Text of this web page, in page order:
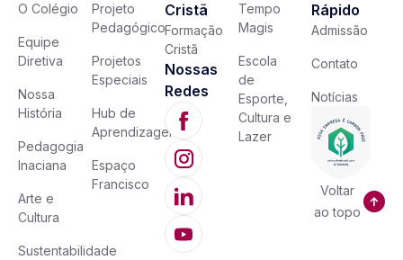
O Colégio
Equipe
Diretiva
Nossa
História
Pedagogia
Inaciana
Arte e
Cultura
Sustentabilidade
Projeto
Pedagógico
Projetos
Especiais
Hub de
Aprendizagem
Espaço
Francisco
Cristã
Formação
Cristã
Nossas
Redes
Tempo
Magis
Escola
de
Esporte,
Cultura e
Lazer
Rápido
Admissão
Contato
Notícias
Voltar
ao topo